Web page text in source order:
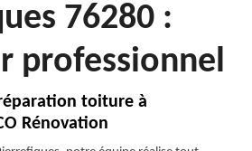
76280 :
professionnel
toiture à
Rénovation